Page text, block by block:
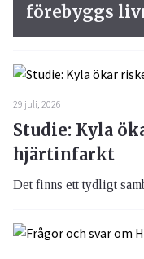
29 juli, 2026
Studie: Kyla
hjärtinfarkt
Det finns ett tydligt
förebyggs